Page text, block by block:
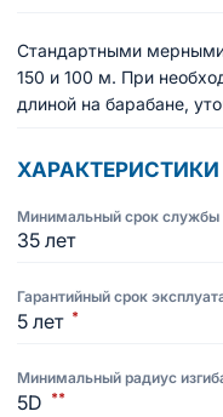
Стандартными
150 и 100 м. При
длиной на барабане,
ХАРАКТЕРИСТИКИ
Минимальный срок службы
35 лет
Гарантийный срок
5 лет *
Минимальный радиус
5D **